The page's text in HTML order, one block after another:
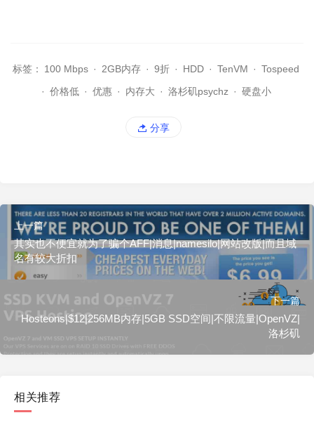
标签： 100 Mbps · 2GB内存 · 9折 · HDD · TenVM · Tospeed
· 价格低 · 优惠 · 内存大 · 洛杉矶psychz · 硬盘小
分享
上一篇
其实也不便宜就为了骗个AFF|消息|namesilo|网站改版|而且域
名有较大折扣
下一篇
Hosteons|$12|256MB内存|5GB SSD空间|不限流量|OpenVZ|
洛杉矶
相关推荐